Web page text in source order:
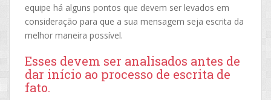
equipe há alguns pontos que devem ser levados em
consideração para que a sua mensagem seja escrita da
melhor maneira possível.
Esses devem ser analisados antes de
dar início ao processo de escrita de
fato.